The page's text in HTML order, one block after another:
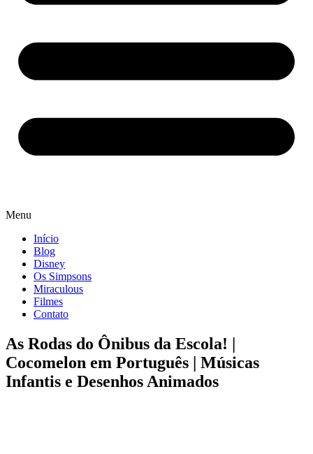
Menu
Início
Blog
Disney
Os Simpsons
Miraculous
Filmes
Contato
As Rodas do Ônibus da Escola! |
Cocomelon em Português | Músicas
Infantis e Desenhos Animados